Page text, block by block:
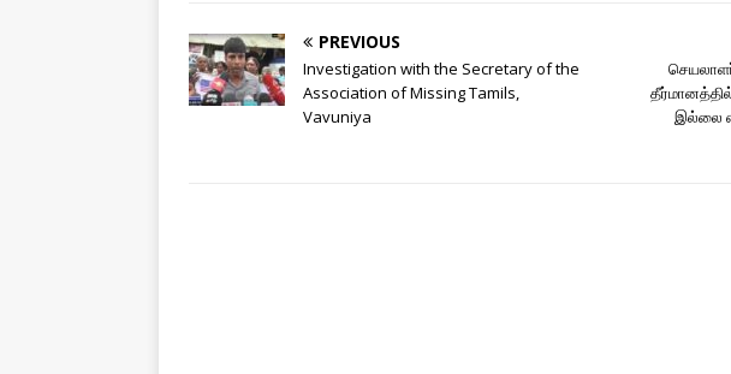
PREVIOUS
Investigation with the Secretary of the
Association of Missing Tamils,
Vavuniya
தீர்மானத்தில்
இல்லை